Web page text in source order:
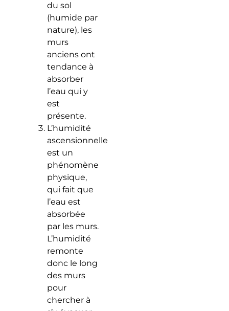
du sol
(humide par
nature), les
murs
anciens ont
tendance à
absorber
l’eau qui y
est
présente.
L’humidité
ascensionnelle
est un
phénomène
physique,
qui fait que
l’eau est
absorbée
par les murs.
L’humidité
remonte
donc le long
des murs
pour
chercher à